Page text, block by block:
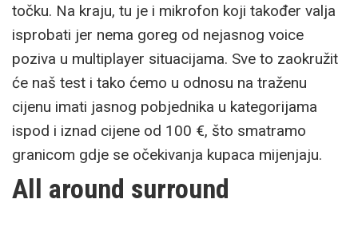
točku. Na kraju, tu je i mikrofon koji također valja
isprobati jer nema goreg od nejasnog voice
poziva u multiplayer situacijama. Sve to zaokružit
će naš test i tako ćemo u odnosu na traženu
cijenu imati jasnog pobjednika u kategorijama
ispod i iznad cijene od 100 €, što smatramo
granicom gdje se očekivanja kupaca mijenjaju.
All around surround